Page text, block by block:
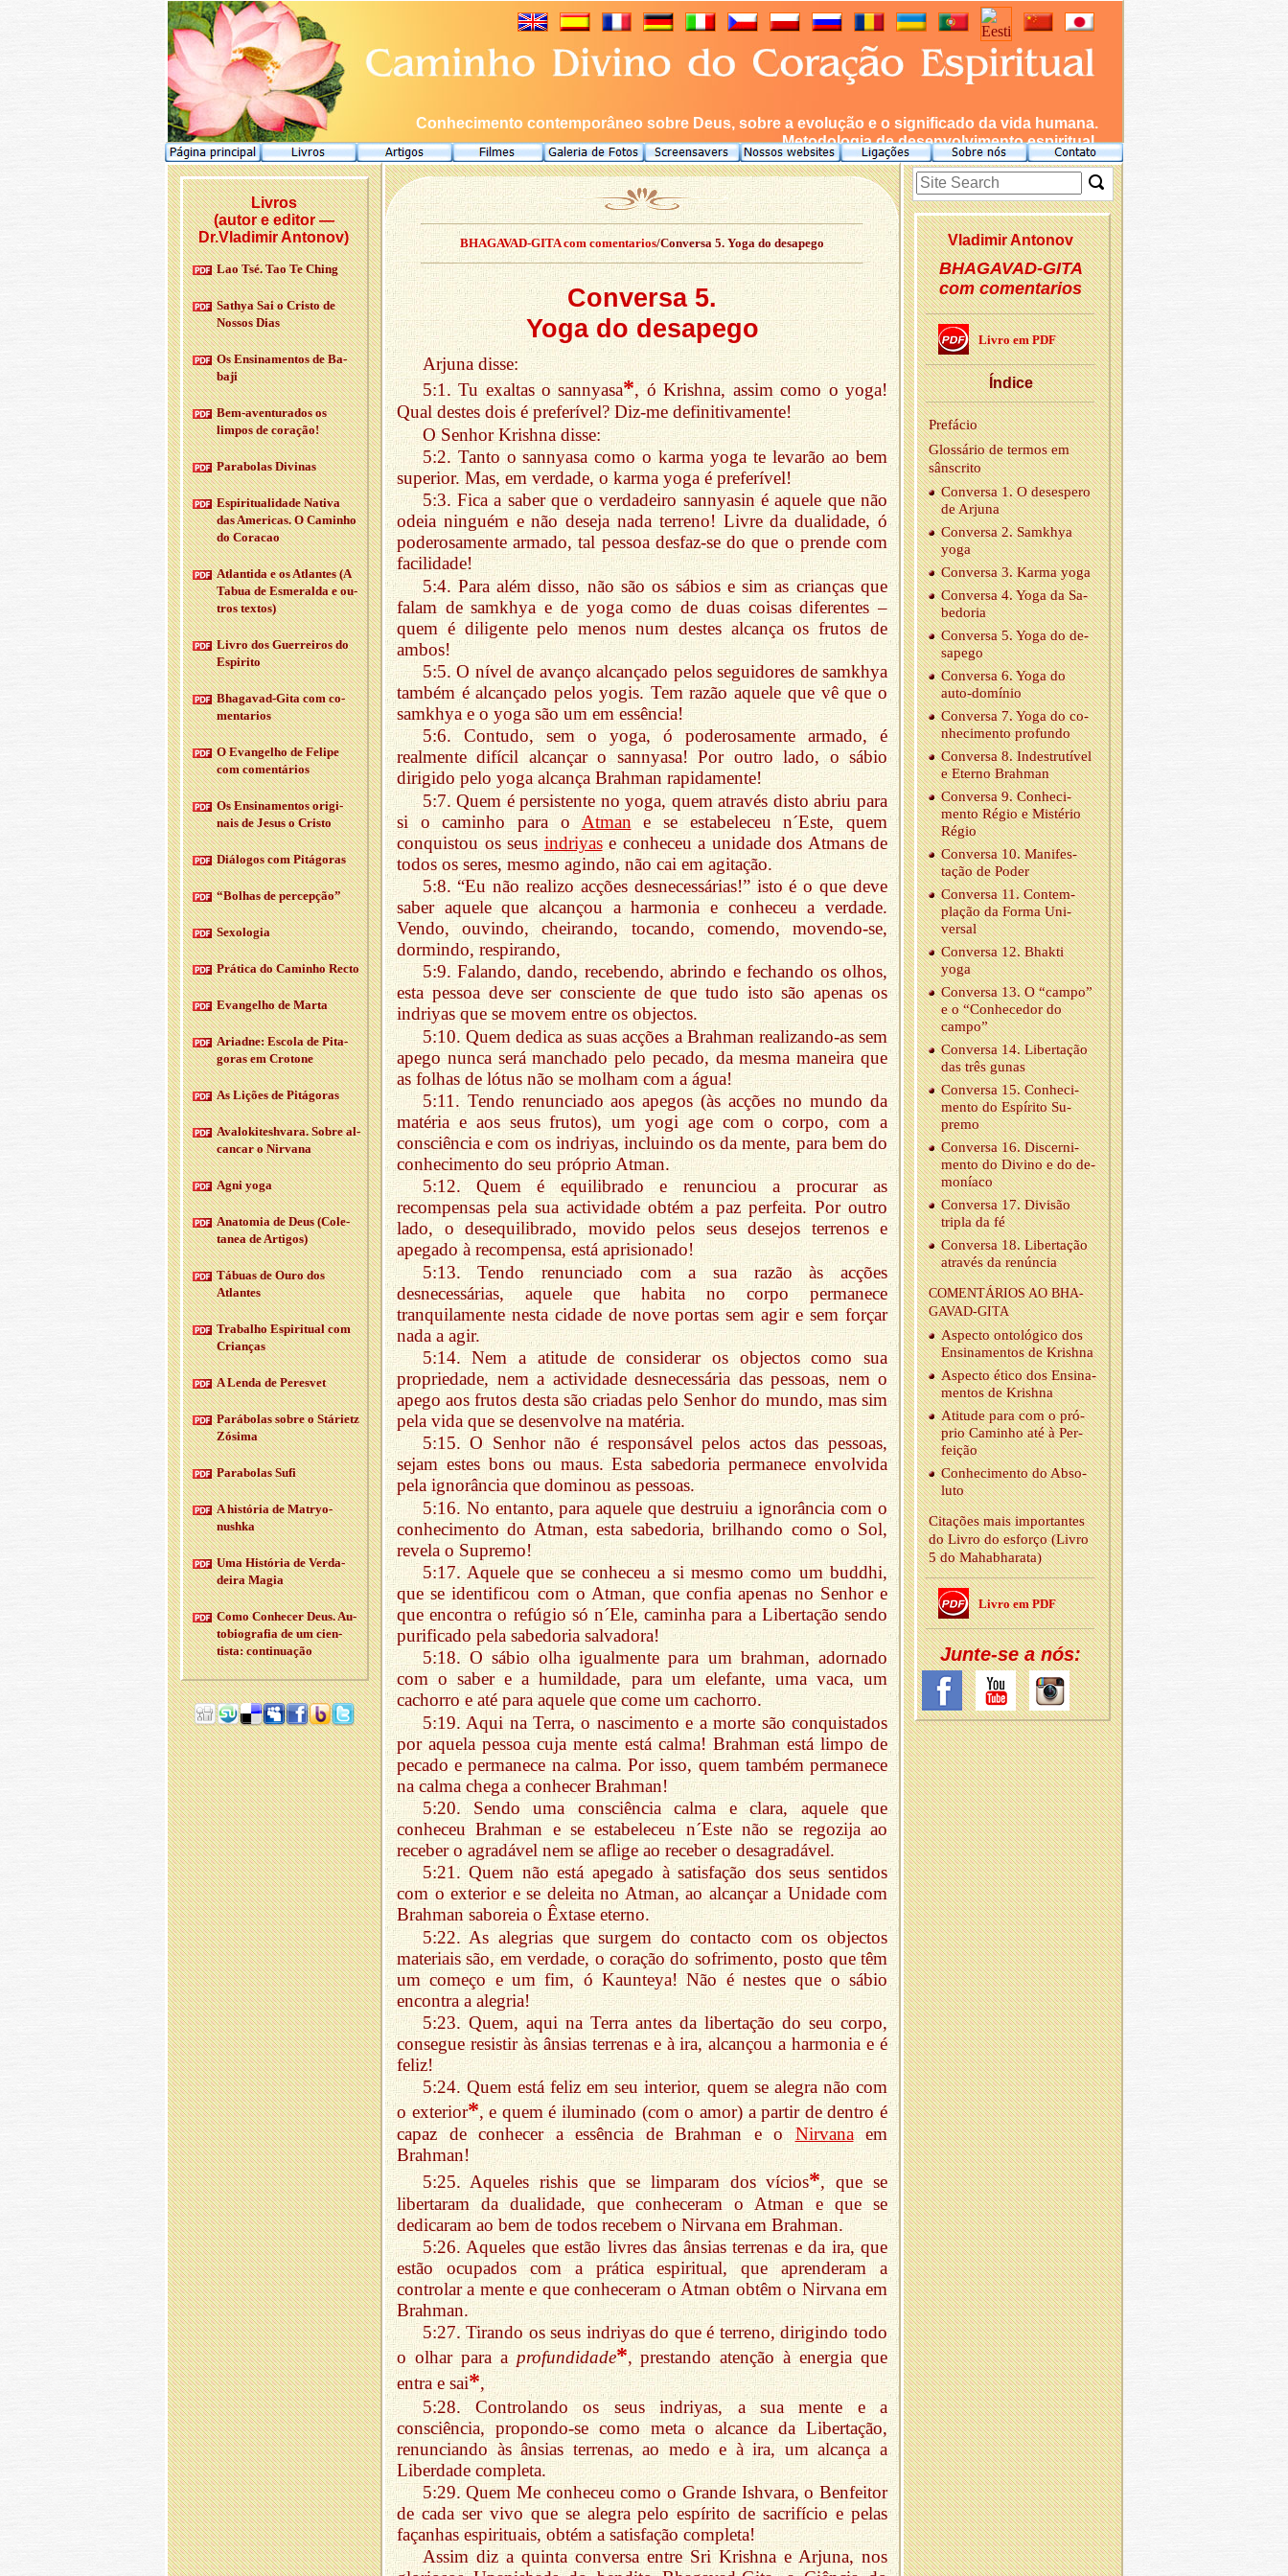
Conhecimento contemporâneo sobre Deus, sobre a evolução e o significado da vida humana.
Metodologia de desenvolvimento espiritual.
BHAGAVAD-GITA com comentarios/Conversa 5. Yoga do desapego
Conversa 5.
Yoga do desapego
Arjuna disse:
5:1. Tu exaltas o sannyasa*, ó Krishna, assim como o yoga!
Qual destes dois é preferível? Diz-me definitivamente!
O Senhor Krishna disse:
5:2. Tanto o sannyasa como o karma yoga te levarão ao bem
superior. Mas, em verdade, o karma yoga é preferível!
5:3. Fica a saber que o verdadeiro sannyasin é aquele que não
odeia ninguém e não deseja nada terreno! Livre da dualidade, ó
poderosamente armado, tal pessoa desfaz-se do que o prende com
facilidade!
5:4. Para além disso, não são os sábios e sim as crianças que
falam de samkhya e de yoga como de duas coisas diferentes –
quem é diligente pelo menos num destes alcança os frutos de
ambos!
5:5. O nível de avanço alcançado pelos seguidores de samkhya
também é alcançado pelos yogis. Tem razão aquele que vê que o
samkhya e o yoga são um em essência!
5:6. Contudo, sem o yoga, ó poderosamente armado, é
realmente difícil alcançar o sannyasa! Por outro lado, o sábio
dirigido pelo yoga alcança Brahman rapidamente!
5:7. Quem é persistente no yoga, quem através disto abriu para
si o caminho para oAtmane se estabeleceu n´Este, quem
conquistou os seusindriyase conheceu a unidade dos Atmans de
todos os seres, mesmo agindo, não cai em agitação.
5:8. “Eu não realizo acções desnecessárias!” isto é o que deve
saber aquele que alcançou a harmonia e conheceu a verdade.
Vendo, ouvindo, cheirando, tocando, comendo, movendo-se,
dormindo, respirando,
5:9. Falando, dando, recebendo, abrindo e fechando os olhos,
esta pessoa deve ser consciente de que tudo isto são apenas os
indriyas que se movem entre os objectos.
5:10. Quem dedica as suas acções a Brahman realizando-as sem
apego nunca será manchado pelo pecado, da mesma maneira que
as folhas de lótus não se molham com a água!
5:11. Tendo renunciado aos apegos (às acções no mundo da
matéria e aos seus frutos), um yogi age com o corpo, com a
consciência e com os indriyas, incluindo os da mente, para bem do
conhecimento do seu próprio Atman.
5:12. Quem é equilibrado e renunciou a procurar as
recompensas pela sua actividade obtém a paz perfeita. Por outro
lado, o desequilibrado, movido pelos seus desejos terrenos e
apegado à recompensa, está aprisionado!
5:13. Tendo renunciado com a sua razão às acções
desnecessárias, aquele que habita no corpo permanece
tranquilamente nesta cidade de nove portas sem agir e sem forçar
nada a agir.
5:14. Nem a atitude de considerar os objectos como sua
propriedade, nem a actividade desnecessária das pessoas, nem o
apego aos frutos desta são criadas pelo Senhor do mundo, mas sim
pela vida que se desenvolve na matéria.
5:15. O Senhor não é responsável pelos actos das pessoas,
sejam estes bons ou maus. Esta sabedoria permanece envolvida
pela ignorância que dominou as pessoas.
5:16. No entanto, para aquele que destruiu a ignorância com o
conhecimento do Atman, esta sabedoria, brilhando como o Sol,
revela o Supremo!
5:17. Aquele que se conheceu a si mesmo como um buddhi,
que se identificou com o Atman, que confia apenas no Senhor e
que encontra o refúgio só n´Ele, caminha para a Libertação sendo
purificado pela sabedoria salvadora!
5:18. O sábio olha igualmente para um brahman, adornado
com o saber e a humildade, para um elefante, uma vaca, um
cachorro e até para aquele que come um cachorro.
5:19. Aqui na Terra, o nascimento e a morte são conquistados
por aquela pessoa cuja mente está calma! Brahman está limpo de
pecado e permanece na calma. Por isso, quem também permanece
na calma chega a conhecer Brahman!
5:20. Sendo uma consciência calma e clara, aquele que
conheceu Brahman e se estabeleceu n´Este não se regozija ao
receber o agradável nem se aflige ao receber o desagradável.
5:21. Quem não está apegado à satisfação dos seus sentidos
com o exterior e se deleita no Atman, ao alcançar a Unidade com
Brahman saboreia o Êxtase eterno.
5:22. As alegrias que surgem do contacto com os objectos
materiais são, em verdade, o coração do sofrimento, posto que têm
um começo e um fim, ó Kaunteya! Não é nestes que o sábio
encontra a alegria!
5:23. Quem, aqui na Terra antes da libertação do seu corpo,
consegue resistir às ânsias terrenas e à ira, alcançou a harmonia e é
feliz!
5:24. Quem está feliz em seu interior, quem se alegra não com
o exterior*, e quem é iluminado (com o amor) a partir de dentro é
capaz de conhecer a essência de Brahman e oNirvanaem
Brahman!
5:25. Aqueles rishis que se limparam dos vícios*, que se
libertaram da dualidade, que conheceram o Atman e que se
dedicaram ao bem de todos recebem o Nirvana em Brahman.
5:26. Aqueles que estão livres das ânsias terrenas e da ira, que
estão ocupados com a prática espiritual, que aprenderam a
controlar a mente e que conheceram o Atman obtêm o Nirvana em
Brahman.
5:27. Tirando os seus indriyas do que é terreno, dirigindo todo
o olhar para aprofundidade*, prestando atenção à energia que
entra e sai*,
5:28. Controlando os seus indriyas, a sua mente e a
consciência, propondo-se como meta o alcance da Libertação,
renunciando às ânsias terrenas, ao medo e à ira, um alcança a
Liberdade completa.
5:29. Quem Me conheceu como o Grande Ishvara, o Benfeitor
de cada ser vivo que se alegra pelo espírito de sacrifício e pelas
façanhas espirituais, obtém a satisfação completa!
Assim diz a quinta conversa entre Sri Krishna e Arjuna, nos
Vla­dimir An­tonov
BHAGAVAD-GITA
com comentarios
Livro em PDF
Ín­dice
Pre­fácio
Glos­sário de termos em
sâns­crito
Con­versa 1. O de­ses­pero
de Ar­juna
Con­versa 2. Samkhya
yoga
Con­versa 3. Karma yoga
Con­versa 4. Yoga da Sa­
be­doria
Con­versa 5. Yoga do de­
sa­pego
Con­versa 6. Yoga do
auto-do­mínio
Con­versa 7. Yoga do co­
nhe­ci­mento pro­fundo
Con­versa 8. In­des­tru­tível
e Eterno Brahman
Con­versa 9. Co­nhe­ci­
mento Régio e Mis­tério
Régio
Con­versa 10. Ma­ni­fes­
tação de Poder
Con­versa 11. Con­tem­
plação da Forma Uni­
versal
Con­versa 12. Bhakti
yoga
Con­versa 13. O “campo”
e o “Co­nhe­cedor do
campo”
Con­versa 14. Li­ber­tação
das três gunas
Con­versa 15. Co­nhe­ci­
mento do Es­pí­rito Su­
premo
Con­versa 16. Dis­cer­ni­
mento do Di­vino e do de­
mo­níaco
Con­versa 17. Di­visão
tripla da fé
Con­versa 18. Li­ber­tação
através da re­núncia
CO­MEN­TÁ­RIOS AO BHA­
GAVAD-GITA
As­pecto on­to­ló­gico dos
En­si­na­mentos de Krishna
As­pecto ético dos En­si­na­
mentos de Krishna
Ati­tude para com o pró­
prio Ca­minho até à Per­
feição
Co­nhe­ci­mento do Ab­so­
luto
Ci­ta­ções mais im­por­tantes
do Livro do es­forço (Livro
5 do Mahabha­rata)
Livro em PDF
Junte-se a nós:
Livros
(autor e editor —
Dr.Vladimir Antonov)
Lao Tsé. Tao Te Ching
Sathya Sai o Cristo de
Nossos Dias
Os En­si­na­mentos de Ba­
baji
Bem-aven­tu­rados os
limpos de co­ração!
Pa­ra­bolas Di­vinas
Es­pi­ri­tu­a­li­dade Na­tiva
das Ame­ricas. O Ca­minho
do Co­racao
Atlan­tida e os Atlantes (A
Tabua de Es­me­ralda e ou­
tros textos)
Livro dos Guer­reiros do
Es­pi­rito
Bha­gavad-Gita com co­
men­ta­rios
O Evan­gelho de Fe­lipe
com co­men­tá­rios
Os En­si­na­mentos ori­gi­
nais de Jesus o Cristo
Diá­logos com Pi­tá­goras
“Bo­lhas de per­cepção”
Se­xo­logia
Prá­tica do Ca­minho Recto
Evan­gelho de Marta
Ari­adne: Es­cola de Pi­ta­
goras em Cro­tone
As Li­ções de Pi­tá­goras
Ava­lo­ki­tesh­vara. Sobre al­
cancar o Nir­vana
Agni yoga
Ana­tomia de Deus (Co­le­
tanea de Ar­tigos)
Tá­buas de Ouro dos
Atlantes
Tra­balho Es­pi­ri­tual com
Cri­anças
A Lenda de Pe­resvet
Pa­rá­bolas sobre o Stá­rietz
Zó­sima
Pa­ra­bolas Sufi
A his­tória de Ma­tryo­
nushka
Uma His­tória de Ver­da­
deira Magia
Como Co­nhecer Deus. Au­
to­bi­o­grafia de um ci­en­
tista: con­ti­nu­ação